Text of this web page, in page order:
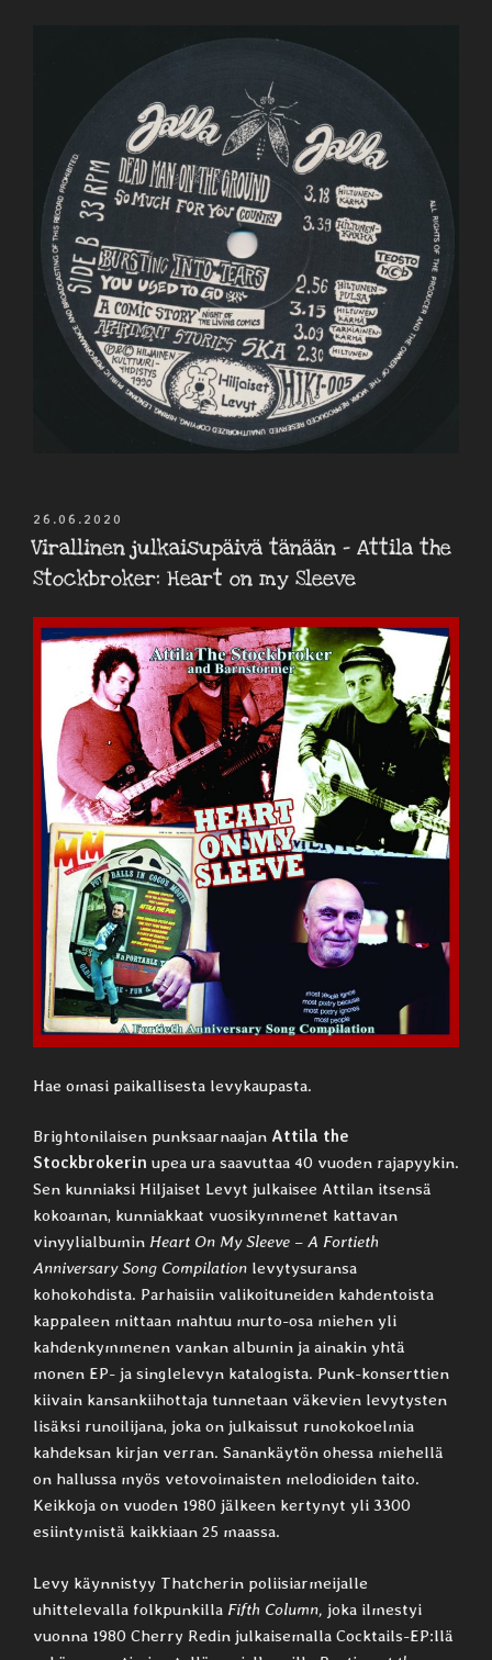
JULKAISTU
26.06.2020
Virallinen julkaisupäivä tänään – Attila the
Stockbroker: Heart on my Sleeve
Hae omasi paikallisesta levykaupasta.
Brightonilaisen punksaarnaajan Attila the
Stockbrokerin upea ura saavuttaa 40 vuoden rajapyykin.
Sen kunniaksi Hiljaiset Levyt julkaisee Attilan itsensä
kokoaman, kunniakkaat vuosikymmenet kattavan
vinyylialbumin Heart On My Sleeve – A Fortieth
Anniversary Song Compilation levytysuransa
kohokohdista. Parhaisiin valikoituneiden kahdentoista
kappaleen mittaan mahtuu murto-osa miehen yli
kahdenkymmenen vankan albumin ja ainakin yhtä
monen EP- ja singlelevyn katalogista. Punk-konserttien
kiivain kansankiihottaja tunnetaan väkevien levytysten
lisäksi runoilijana, joka on julkaissut runokokoelmia
kahdeksan kirjan verran. Sanankäytön ohessa miehellä
on hallussa myös vetovoimaisten melodioiden taito.
Keikkoja on vuoden 1980 jälkeen kertynyt yli 3300
esiintymistä kaikkiaan 25 maassa.
Levy käynnistyy Thatcherin poliisiarmeijalle
uhittelevalla folkpunkilla Fifth Column, joka ilmestyi
vuonna 1980 Cherry Redin julkaisemalla Cocktails-EP:llä